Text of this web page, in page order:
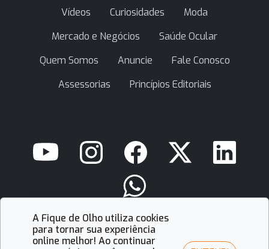
Vídeos Curiosidades
Moda
Mercado e Negócios
Saúde Ocular
Quem Somos
Anuncie
Fale Conosco
Assessorias
Princípios Editoriais
contato@fiquedeolho.com.br
A Fique de Olho utiliza cookies
para tornar sua experiência
online melhor! Ao continuar